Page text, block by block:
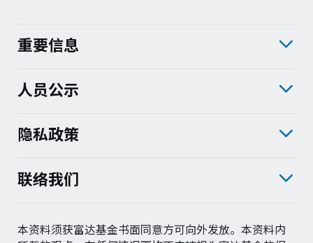
重要信息
人员公示
隐私政策
联络我们
本资料须获富达基金书面同意方可向外发放。本资料内